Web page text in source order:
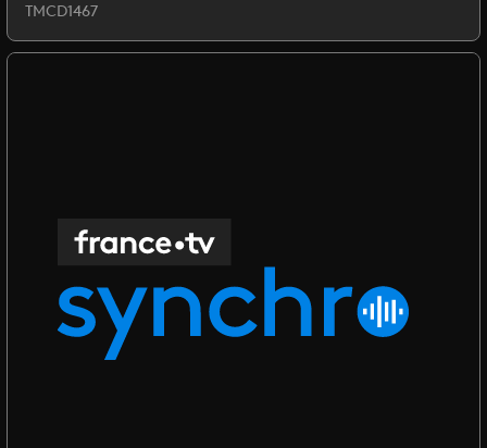
TMCD1467